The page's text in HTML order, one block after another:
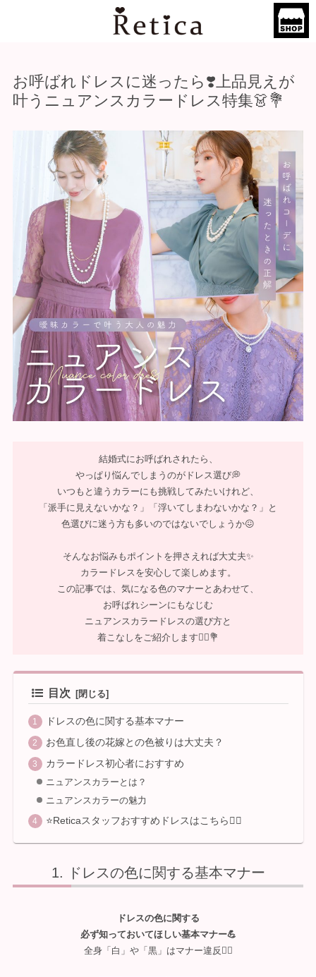
お呼ばれドレスに迷ったら❣️上品見えが
叶うニュアンスカラードレス特集👗💐
結婚式にお呼ばれされたら、
やっぱり悩んでしまうのがドレス選び💭
いつもと違うカラーにも挑戦してみたいけれど、
「派手に見えないかな？」「浮いてしまわないかな？」と
色選びに迷う方も多いのではないでしょうか😖
そんなお悩みもポイントを押さえれば大丈夫✨
カラードレスを安心して楽しめます。
この記事では、気になる色のマナーとあわせて、
お呼ばれシーンにもなじむ
ニュアンスカラードレスの選び方と
着こなしをご紹介します💁‍♀️💐
目次
ドレスの色に関する基本マナー
お色直し後の花嫁との色被りは大丈夫？
カラードレス初心者におすすめ
ニュアンスカラーとは？
ニュアンスカラーの魅力
⭐Reticaスタッフおすすめドレスはこちら💁‍♀️
ドレスの色に関する基本マナー
ドレスの色に関する
必ず知っておいてほしい基本マナー💪
全身「白」や「黒」はマナー違反🙅‍♀️